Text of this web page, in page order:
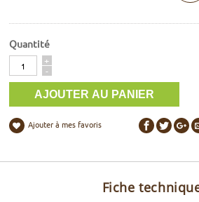
Quantité
Quantité
+
-
Ajouter à mes favoris
Fiche